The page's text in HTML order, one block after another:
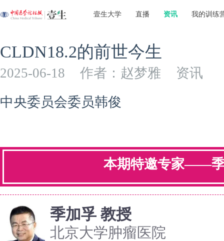
壹生大学 直播 资讯 我的训练
CLDN18.2的前世今生
2025-06-18 作者：赵梦雅
资讯
中央委员会委员韩俊
本期特邀专家——
季加孚 教授
北京大学肿瘤医院